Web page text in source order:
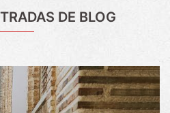
DE BLOG